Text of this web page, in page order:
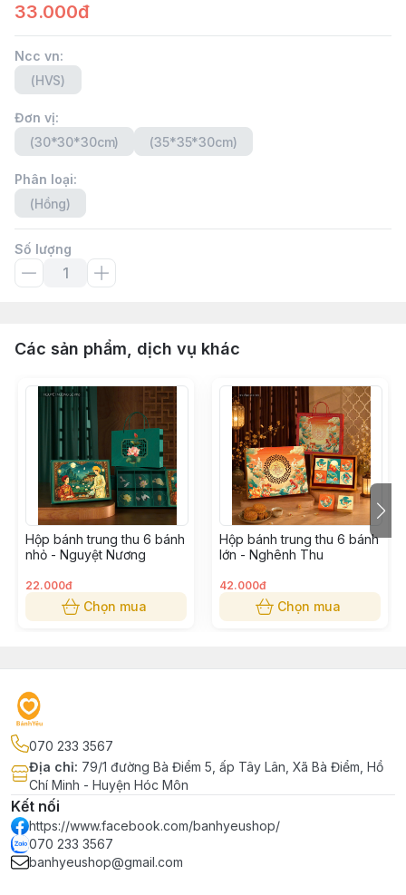
33.000đ
Ncc vn:
(HVS)
Đơn vị:
(30*30*30cm)
(35*35*30cm)
Phân loại:
(Hồng)
Số lượng
Các sản phẩm, dịch vụ khác
Hộp bánh trung thu 6 bánh
nhỏ - Nguyệt Nương
22.000đ
Chọn mua
Hộp bánh trung thu 6 bánh
lớn - Nghênh Thu
42.000đ
Chọn mua
070 233 3567
Địa chỉ: 79/1 đường Bà Điểm 5, ấp Tây Lân, Xã Bà Điểm, Hồ
Chí Minh - Huyện Hóc Môn
Kết nối
https://www.facebook.com/banhyeushop/
070 233 3567
banhyeushop@gmail.com